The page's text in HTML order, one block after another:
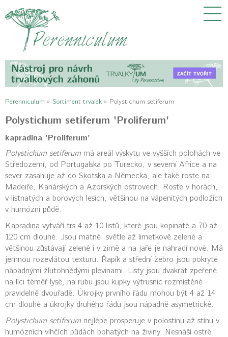
Perenniculum » Sortiment trvalek » Polystichum setiferum
Polystichum setiferum 'Proliferum'
kapradina 'Proliferum'
Polystichum setiferum má areál výskytu ve vyšších polohách ve
Středozemí, od Portugalska po Turecko, v severní Africe a na
sever zasahuje až do Skotska a Německa, ale také roste na
Madeiře, Kanárských a Azorských ostrovech. Roste v horách,
v listnatých a borových lesích, většinou na vápenitých podložích
v humózní půdě.
Kapradina vytváří trs 4 až 10 listů, které jsou kopinaté a 70 až
120 cm dlouhé. Jsou matné, světle až limetkově zelené a
většinou zůstávají zelené i v zimě a na jaře je nahradí nové. Má
jemnou rozevlátou texturu. Řapík a střední žebro jsou pokryté
nápadnými žlutohnědými plevinami. Listy jsou dvakrát zpeřené,
na líci téměř lysé, na rubu jsou kupky výtrusnic rozmístěné
pravidelně dvouřadě. Úkrojky prvního řádu mohou být 4 až 14
cm dlouhé a úkrojky druhého řádu jsou nápadně asymetrické.
Polystichum setiferum nejlépe prosperuje v polostínu až stínu v
humózních vlhčích půdách bohatých na živiny. Nesnáší ostré